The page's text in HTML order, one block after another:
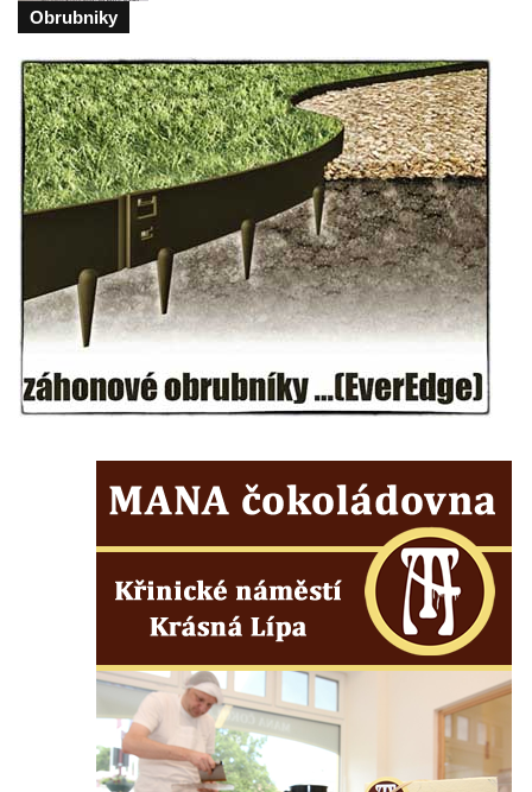
křížové cestě ve Vilémově
Strání
Kříž u severní zdi kostela Nalezení svatého
Kříže ve Frýdlantu
Kříž na Křížové cestě na Křížovém vrchu ve
Frýdlantu
Centrální kříž hřbitova ve Sloupu v Čechách
Kříž u koryta náhonu na Chřibské Kamenici
Kříž na Strážném vrchu v Rumburku
Kříž u kaple svatých Cyrila a Metoděje v
Kunraticích u Šluknova
Kříž u polní cesty mezi Šluknovem a
Školní kříž u polní cesty nad Lipovou ulicí v
Rychnově u Jablonce nad Nisou
Boží muka Anděl strážce v Kostelní ulici v
Rychnově u Jablonce nad Nisou
Obrubniky